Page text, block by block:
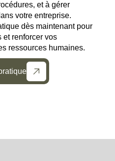
et à gérer
votre entreprise.
dès maintenant pour
et renforcer vos
ressources humaines.